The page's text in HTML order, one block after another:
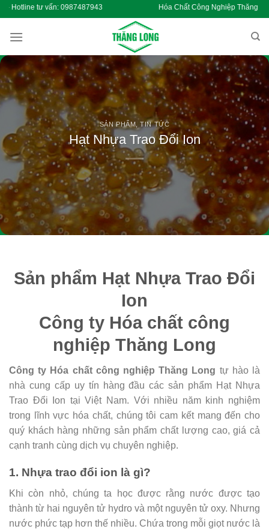
Chuyển
nội
tư vấn: 0987487943 Hóa Chất Công Nghiệp Thăng Long
SẢN PHẨM ,TIN TỨC
Hạt Nhựa Trao Đổi Ion
Sản phẩm Hạt Nhựa Trao Đổi
Ion
Công ty Hóa chất công
nghiệp Thăng Long
Công ty Hóa chất công nghiệp Thăng Long tự hào là
nhà cung cấp uy tín hàng đầu các sản phẩm Hạt Nhựa
Trao Đổi Ion tại Việt Nam. Với nhiều năm kinh nghiệm
trong lĩnh vực hóa chất, chúng tôi cam kết mang đến cho
quý khách hàng những sản phẩm chất lượng cao, giá cả
cạnh tranh cùng dịch vụ chuyên nghiệp.
1. Nhựa trao đổi ion là gì?
Khi còn nhỏ, chúng ta học được rằng nước được tạo
thành từ hai nguyên tử hydro và một nguyên tử oxy. Nhưng
nước phức tạp hơn thế nhiều. Chứa trong mỗi giọt nước là